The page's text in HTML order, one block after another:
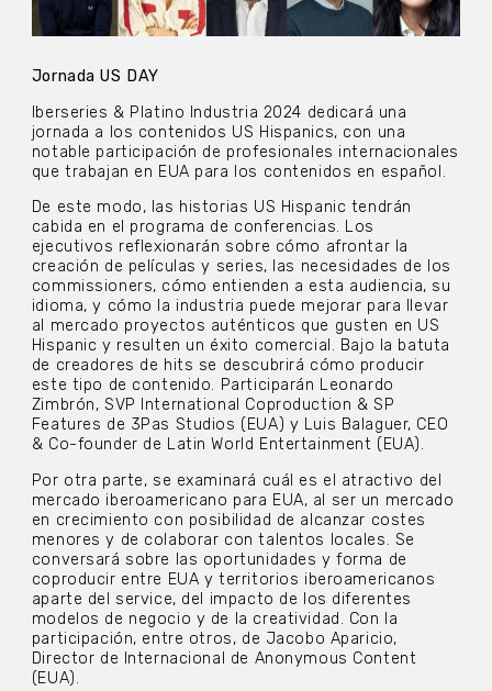
Jornada US DAY
Iberseries & Platino Industria 2024 dedicará una
jornada a los contenidos US Hispanics, con una
notable participación de profesionales internacionales
que trabajan en EUA para los contenidos en español.
De este modo, las historias US Hispanic tendrán
cabida en el programa de conferencias. Los
ejecutivos reflexionarán sobre cómo afrontar la
creación de películas y series, las necesidades de los
commissioners, cómo entienden a esta audiencia, su
idioma, y cómo la industria puede mejorar para llevar
al mercado proyectos auténticos que gusten en US
Hispanic y resulten un éxito comercial. Bajo la batuta
de creadores de hits se descubrirá cómo producir
este tipo de contenido. Participarán Leonardo
Zimbrón, SVP International Coproduction & SP
Features de 3Pas Studios (EUA) y Luis Balaguer, CEO
& Co-founder de Latin World Entertainment (EUA).
Por otra parte, se examinará cuál es el atractivo del
mercado iberoamericano para EUA, al ser un mercado
en crecimiento con posibilidad de alcanzar costes
menores y de colaborar con talentos locales. Se
conversará sobre las oportunidades y forma de
coproducir entre EUA y territorios iberoamericanos
aparte del service, del impacto de los diferentes
modelos de negocio y de la creatividad. Con la
participación, entre otros, de Jacobo Aparicio,
Director de Internacional de Anonymous Content
(EUA).